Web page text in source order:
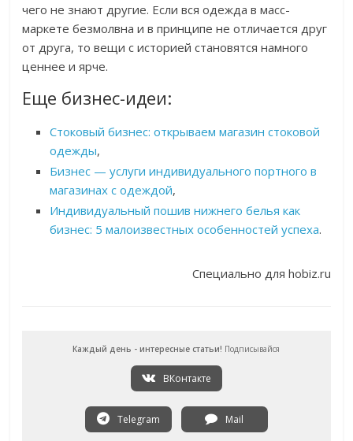
чего не знают другие. Если вся одежда в масс-
маркете безмолвна и в принципе не отличается друг
от друга, то вещи с историей становятся намного
ценнее и ярче.
Еще бизнес-идеи:
Стоковый бизнес: открываем магазин стоковой
одежды,
Бизнес — услуги индивидуального портного в
магазинах с одеждой,
Индивидуальный пошив нижнего белья как
бизнес: 5 малоизвестных особенностей успеха.
Специально для hobiz.ru
Каждый день - интересные статьи! Подписывайся
ВКонтакте
Telegram Mail